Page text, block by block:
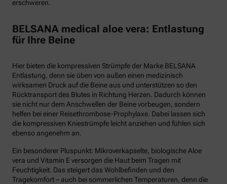
erschweren.
BELSANA medical aloe vera: Entlastung
für Ihre Beine
Hier bieten die kompressiven Strümpfe der Marke BELSANA
Entlastung, denn sie üben von außen einen medizinisch
wirksamen Druck auf die Beine aus und unterstützen so den
Rücktransport des Blutes in Richtung Herzen. Dadurch können
sie nicht nur dem Anschwellen der Beine vorbeugen, sondern
helfen bei einer Reisethrombose-Prophylaxe. Dabei lassen sich
die kompressiven Kniestrümpfe leicht anziehen und fühlen sich
ebenso angenehm an.
Ein besonderer Pluspunkt: Mikroverkapselte, biologische Aloe
vera und Vitamin E versorgen die Haut beim Tragen mit
Feuchtigkeit. Das steigert das Wohlbefinden und den
Tragekomfort – auch bei sommerlichen Temperaturen, denn die